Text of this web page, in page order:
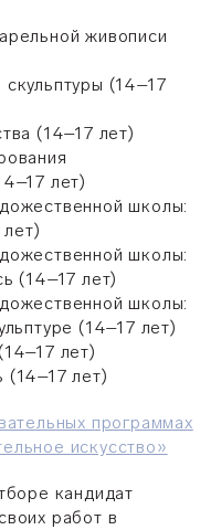
живописи
(14–17
(14–17 лет)
лет)
школы:
школы:
(14–17 лет)
школы:
(14–17 лет)
лет)
(14–17 лет)
программах
искусство»
кандидат
работ в